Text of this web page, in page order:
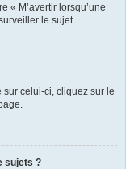
« M’avertir lorsqu’une
le sujet.
sur celui-ci, cliquez sur le
sujets ?